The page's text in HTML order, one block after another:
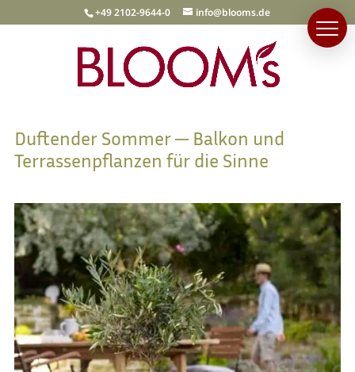
+49 2102-9644-0 info@blooms.de
Duftender Sommer ─ Balkon und
Terrassenpflanzen für die Sinne